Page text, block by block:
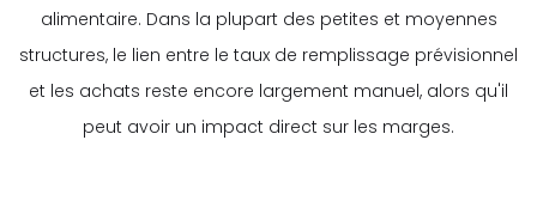
alimentaire. Dans la plupart des petites et moyennes
structures, le lien entre le taux de remplissage prévisionnel
et les achats reste encore largement manuel, alors qu'il
peut avoir un impact direct sur les marges.